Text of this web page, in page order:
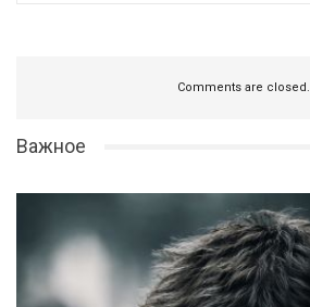
Comments are closed.
Важное